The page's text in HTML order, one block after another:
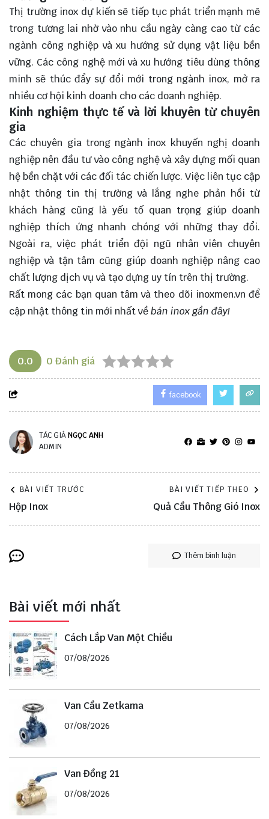
Thị trường inox dự kiến sẽ tiếp tục phát triển mạnh mẽ
trong tương lai nhờ vào nhu cầu ngày càng cao từ các
ngành công nghiệp và xu hướng sử dụng vật liệu bền
vững. Các công nghệ mới và xu hướng tiêu dùng thông
minh sẽ thúc đẩy sự đổi mới trong ngành inox, mở ra
nhiều cơ hội kinh doanh cho các doanh nghiệp.
Kinh nghiệm thực tế và lời khuyên từ chuyên
gia
Các chuyên gia trong ngành inox khuyến nghị doanh
nghiệp nên đầu tư vào công nghệ và xây dựng mối quan
hệ bền chặt với các đối tác chiến lược. Việc liên tục cập
nhật thông tin thị trường và lắng nghe phản hồi từ
khách hàng cũng là yếu tố quan trọng giúp doanh
nghiệp thích ứng nhanh chóng với những thay đổi.
Ngoài ra, việc phát triển đội ngũ nhân viên chuyên
nghiệp và tận tâm cũng giúp doanh nghiệp nâng cao
chất lượng dịch vụ và tạo dựng uy tín trên thị trường.
Rất mong các bạn quan tâm và theo dõi inoxmen.vn để
cập nhật thông tin mới nhất vềbán inox gần đây!
0.0 0 Đánh giá
facebook
TÁC GIẢNGỌC ANH
ADMIN
BÀI VIẾT TRƯỚC
Hộp Inox
BÀI VIẾT TIẾP THEO
Quả Cầu Thông Gió Inox
Thêm bình luận
Bài viết mới nhất
Cách Lắp Van Một Chiều
07/08/2026
Van Cầu Zetkama
07/08/2026
Van Đồng 21
07/08/2026